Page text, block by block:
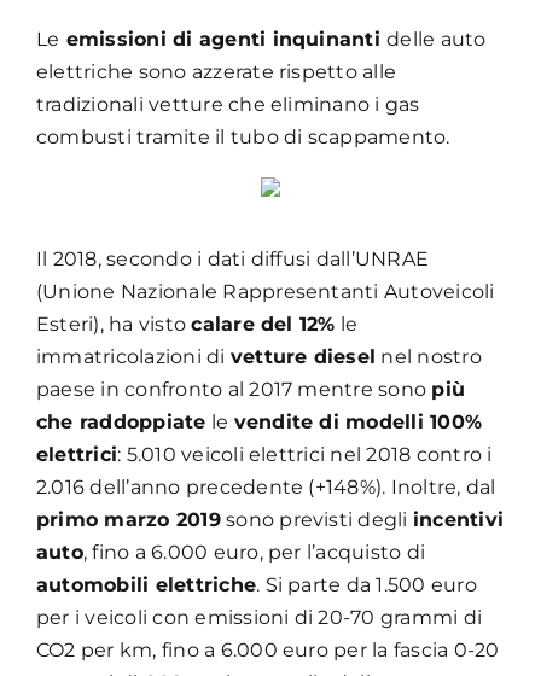
Le emissioni di agenti inquinantidelle auto
elettriche sono azzerate rispetto alle
tradizionali vetture che eliminano i gas
combusti tramite il tubo di scappamento.
Il 2018, secondo i dati diffusi dall’UNRAE
(Unione Nazionale Rappresentanti Autoveicoli
Esteri), ha vistocalare del 12% le
immatricolazioni di vetture diesel nel nostro
paese in confronto al 2017 mentre sono più
che raddoppiate le vendite di modelli 100%
elettrici: 5.010 veicoli elettrici nel 2018 contro i
2.016 dell’anno precedente (+148%). Inoltre, dal
primo marzo 2019sono previsti degli incentivi
auto, fino a 6.000 euro, per l’acquisto di
automobili elettriche. Si parte da 1.500 euro
per i veicoli con emissioni di 20-70 grammi di
CO2 per km, fino a 6.000 euro per la fascia 0-20